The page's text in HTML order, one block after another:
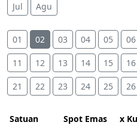
Jul Agu
01 02 03 04 05 06
11 12 13 14 15 16
21 22 23 24 25 26
Satuan Spot Emas x